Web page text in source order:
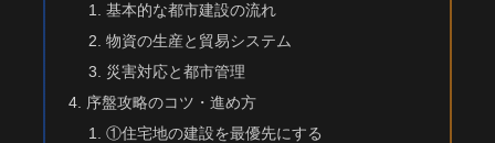
基本的な都市建設の流れ
物資の生産と貿易システム
災害対応と都市管理
序盤攻略のコツ・進め方
①住宅地の建設を最優先にする